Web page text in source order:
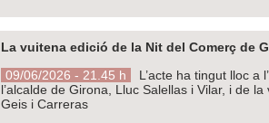
La vuitena edició de la Nit del Comerç de
09/06/2026 - 21.45 h
L’acte ha tingut lloc a
l’alcalde de Girona, Lluc Salellas i Vilar, i de
Geis i Carreras